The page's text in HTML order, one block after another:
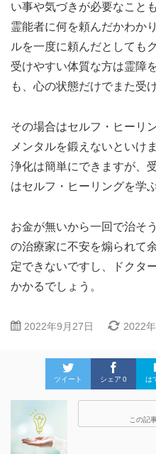
い事や気づきが必要なこと
霊能者に何を頼んだかわか
ルを一度に頼んだとしても
受けやすい体質な方は霊障
も、心の状態だけでまた受
その場合はセルフ・ヒーリ
メンタルを鍛えないといけ
浄化は簡単にできますが、
はセルフ・ヒーリングを学
お金が無いから一回で治そ
の治療家に不安を煽られて
定できないですし、ドクタ
かかるでしょう。
2022年9月27日 2022
ツイート シェア 0 は
この記